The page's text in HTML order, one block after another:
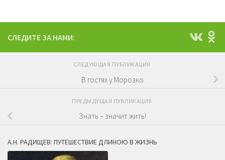
СЛЕДИТЕ ЗА НАМИ:
СЛЕДУЮЩАЯ ПУБЛИКАЦИЯ
В гостях у Морозко
ПРЕДЫДУЩАЯ ПУБЛИКАЦИЯ
Знать – значит жить!
А.Н. РАДИЩЕВ: ПУТЕШЕСТВИЕ ДЛИНОЮ В ЖИЗНЬ